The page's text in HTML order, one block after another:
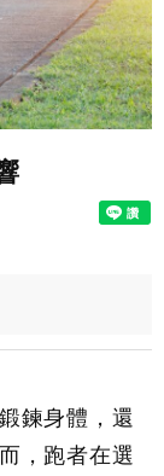
鍊身體，還
，跑者在選